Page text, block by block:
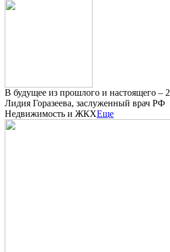
В будущее из прошлого и настоящего – 2
Лидия Горазеева, заслуженный врач РФ
Недвижимость и ЖКХЕще